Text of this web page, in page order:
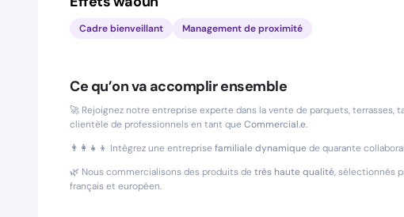
Cadre bienveillant Management de proximité
Ce qu’on va accomplir ensemble
🚀 Rejoignez notre entreprise experte dans la vente de parquets,
clientèle de professionnels en tant que Commercial.e.
👨‍👩‍👧‍👦 Intègrez une entreprise familiale dynamiquede quarante
🌿 Nous commercialisons des produits de très haute qualité, sélectionnés
français et européen.